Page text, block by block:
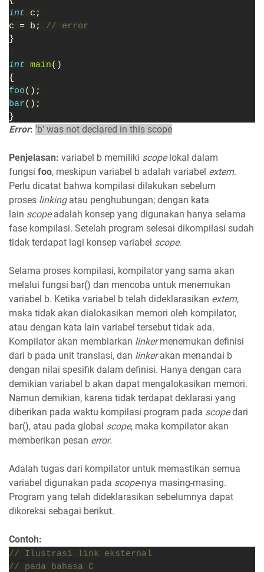
int c;
c = b; // error
}
int main()
{
foo();
bar();
}
Error: 'b' was not declared in this scope
Penjelasan: variabel b memiliki scopelokal dalam
fungsi foo, meskipun variabel b adalah variabel extern.
Perlu dicatat bahwa kompilasi dilakukan sebelum
proses linkingatau penghubungan; dengan kata
lain scopeadalah konsep yang digunakan hanya selama
fase kompilasi. Setelah program selesai dikompilasi sudah
tidak terdapat lagi konsep variabel scope.
Selama proses kompilasi, kompilator yang sama akan
melalui fungsi bar() dan mencoba untuk menemukan
variabel b. Ketika variabel b telah dideklarasikan extern,
maka tidak akan dialokasikan memori oleh kompilator,
atau dengan kata lain variabel tersebut tidak ada.
Kompilator akan membiarkan linkermenemukan definisi
dari b pada unit translasi, dan linkerakan menandai b
dengan nilai spesifik dalam definisi. Hanya dengan cara
demikian variabel b akan dapat mengalokasikan memori.
Namun demikian, karena tidak terdapat deklarasi yang
diberikan pada waktu kompilasi program pada scopedari
bar(), atau pada global scope, maka kompilator akan
memberikan pesan error.
Adalah tugas dari kompilator untuk memastikan semua
variabel digunakan pada scope-nya masing-masing.
Program yang telah dideklarasikan sebelumnya dapat
dikoreksi sebagai berikut.
Contoh:
// Ilustrasi link eksternal
// pada bahasa C